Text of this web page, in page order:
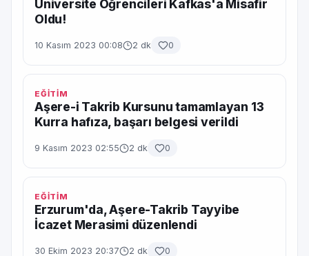
Üniversite Öğrencileri Kafkas'a Misafir
Oldu!
10 Kasım 2023 00:08 2 dk 0
EĞİTİM
Aşere-i Takrib Kursunu tamamlayan 13
Kurra hafıza, başarı belgesi verildi
9 Kasım 2023 02:55 2 dk 0
EĞİTİM
Erzurum'da, Aşere-Takrib Tayyibe
İcazet Merasimi düzenlendi
30 Ekim 2023 20:37 2 dk 0